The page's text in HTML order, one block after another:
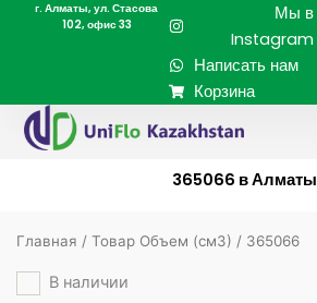
Перейтиг. Алматы, ул. Стасова
102, офис 33
Мы в
Instagram
Написать нам
Корзина
365066 в Алматы
Главная / Товар Объем (cм3) / 365066
В наличии